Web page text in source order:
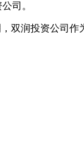
司。
双润投资公司